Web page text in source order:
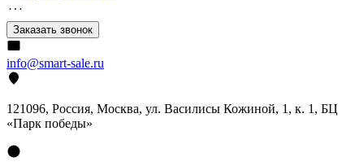
Заказать звонок
info@smart-sale.ru
121096, Россия, Москва, ул. Василисы Кожиной, 1, к. 1, БЦ
«Парк победы»